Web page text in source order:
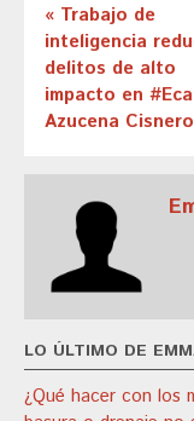
« Trabajo de
inteligencia
delitos de alto
impacto en
Azucena
LO ÚLTIMO DE
¿Qué hacer con los